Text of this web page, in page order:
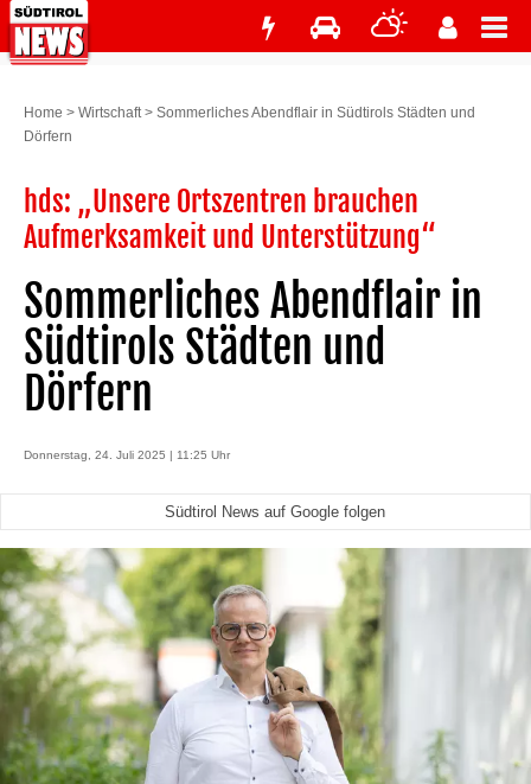
Home > Wirtschaft> Sommerliches Abendflair in Südtirols Städten und
Dörfern
hds: „Unsere Ortszentren brauchen
Aufmerksamkeit und Unterstützung“
Sommerliches Abendflair in
Südtirols Städten und
Dörfern
Donnerstag, 24. Juli 2025 | 11:25 Uhr
Südtirol News auf Google folgen